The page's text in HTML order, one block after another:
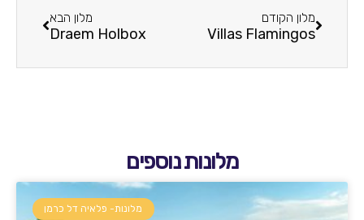
מלון הקודם
Villas Flamingos
מלון הבא
Draem Holbox
מלונות נוספים
מלונות- פלאיה דל כרמן